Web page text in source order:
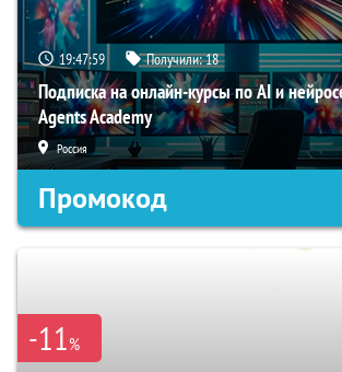
19:47:58 Получили:18
Подписка на онлайн-курсы по AI и
Agents Academy
Россия
Промокод
-11%